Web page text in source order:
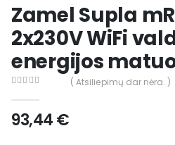
Zamel Supla
2x230V WiFi
energijos
( Atsiliepimų dar nėra. )
93,44€